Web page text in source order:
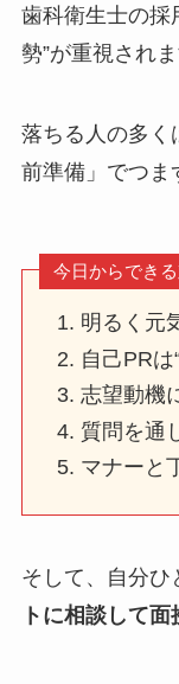
歯科衛生士の採
勢”が重視されま
落ちる人の多く
前準備」でつま
今日からでき
明るく元
自己PRは
志望動機
質問を通
マナーと
そして、自分ひ
トに相談して